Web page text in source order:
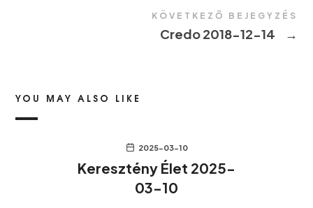
KÖVETKEZŐ BEJEGYZÉS
Credo 2018-12-14 →
YOU MAY ALSO LIKE
2025-03-10
Keresztény Élet 2025-
03-10